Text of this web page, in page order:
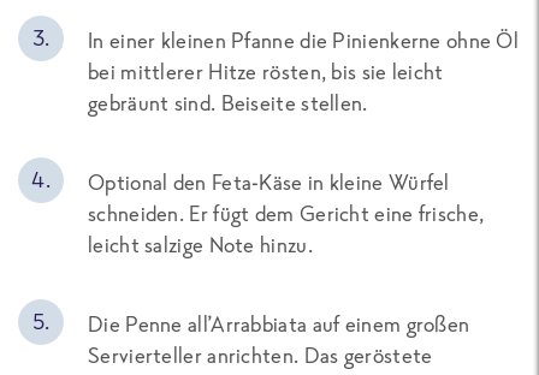
In einer kleinen Pfanne die Pinienkerne ohne Öl
bei mittlerer Hitze rösten, bis sie leicht
gebräunt sind. Beiseite stellen.
Optional den Feta-Käse in kleine Würfel
schneiden. Er fügt dem Gericht eine frische,
leicht salzige Note hinzu.
Die Penne all’Arrabbiata auf einem großen
Servierteller anrichten. Das geröstete